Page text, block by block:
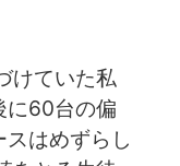
ていた私
に60台の偏
はめずらし